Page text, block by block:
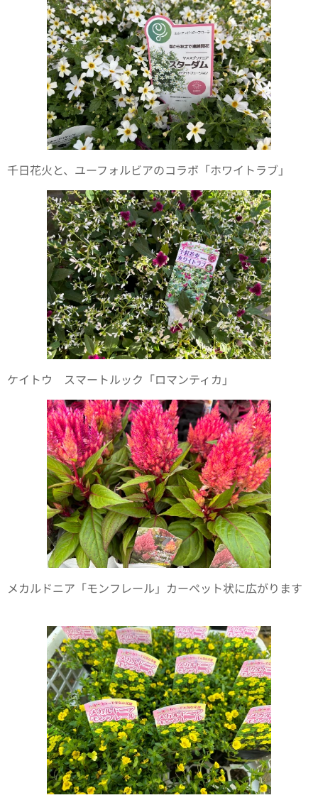
千日花火と、ユーフォルビアのコラボ「ホワイトラブ」
ケイトウ スマートルック「ロマンティカ」
メカルドニア「モンフレール」カーペット状に広がります